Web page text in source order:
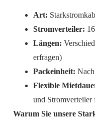
Art:
Stromverteiler:
Längen:
erfragen)
Packeinheit:
Flexible
und Stromverteiler
Warum Sie unsere